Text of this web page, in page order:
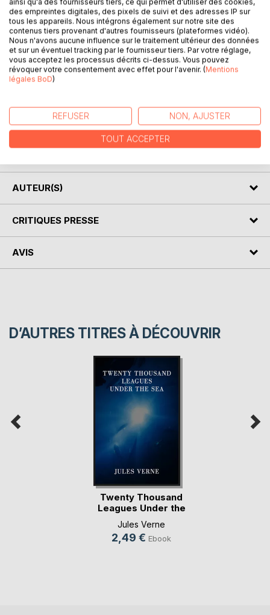
DESCRIPTION
prison. Il réapparait sous le nom de docteur Antékirtt,
possédant des navires électriques lui permettant de
traverser la Méditerranée très rapidement, pour accomplir
AUTEUR(S)
CRITIQUES PRESSE
AVIS
D’AUTRES TITRES À DÉCOUVRIR
Twenty Thousand
Leagues Under the
Sea
Jules Verne
2,49 € Ebook
des empreintes digitales, des pixels de suivi et des adresses IP sur
tous les appareils. Nous intégrons également sur notre site des
contenus tiers provenant d'autres fournisseurs (plateformes vidéo).
Nous n'avons aucune influence sur le traitement ultérieur des données
et sur un éventuel tracking par le fournisseur tiers. Par votre réglage,
vous acceptez les processus décrits ci-dessus. Vous pouvez
révoquer votre consentement avec effet pour l'avenir. (Mentions
légales BoD)
REFUSER NON, AJUSTER
TOUT ACCEPTER